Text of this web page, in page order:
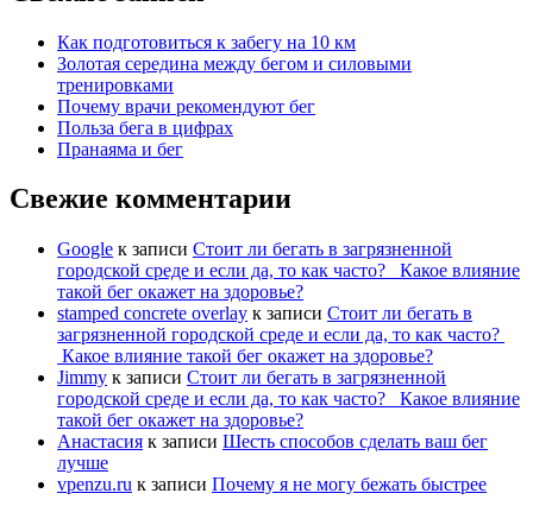
Как подготовиться к забегу на 10 км
Золотая середина между бегом и силовыми
тренировками
Почему врачи рекомендуют бег
Польза бега в цифрах
Пранаяма и бег
Свежие комментарии
Google к записи Стоит ли бегать в загрязненной
городской среде и если да, то как часто? Какое влияние
такой бег окажет на здоровье?
stamped concrete overlay к записи Стоит ли бегать в
загрязненной городской среде и если да, то как часто?
Какое влияние такой бег окажет на здоровье?
Jimmy к записи Стоит ли бегать в загрязненной
городской среде и если да, то как часто? Какое влияние
такой бег окажет на здоровье?
Анастасия к записи Шесть способов сделать ваш бег
лучше
vpenzu.ru к записи Почему я не могу бежать быстрее